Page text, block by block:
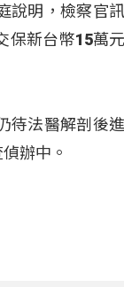
明，檢察官
保新台幣15萬
待法醫解剖後
辦中。